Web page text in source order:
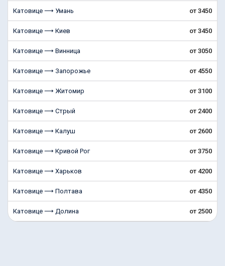
Катовице ⟶ Умань от 3450
Катовице ⟶ Киев от 3450
Катовице ⟶ Винница от 3050
Катовице ⟶ Запорожье от 4550
Катовице ⟶ Житомир от 3100
Катовице ⟶ Стрый от 2400
Катовице ⟶ Калуш от 2600
Катовице ⟶ Кривой Рог от 3750
Катовице ⟶ Харьков от 4200
Катовице ⟶ Полтава от 4350
Катовице ⟶ Долина от 2500